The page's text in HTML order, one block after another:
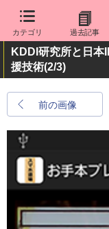
カテゴリ 過去記事
KDDI研究所と日本
援技術(2/3)
前の画像